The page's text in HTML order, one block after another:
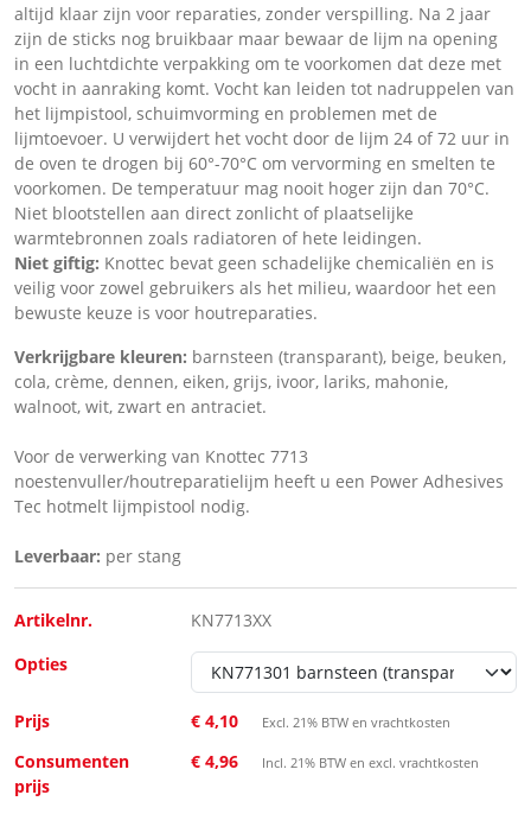
altijd klaar zijn voor reparaties, zonder verspilling. Na 2 jaar
zijn de sticks nog bruikbaar maar bewaar de lijm na opening
in een luchtdichte verpakking om te voorkomen dat deze met
vocht in aanraking komt. Vocht kan leiden tot nadruppelen van
het lijmpistool, schuimvorming en problemen met de
lijmtoevoer. U verwijdert het vocht door de lijm 24 of 72 uur in
de oven te drogen bij 60°-70°C om vervorming en smelten te
voorkomen. De temperatuur mag nooit hoger zijn dan 70°C.
Niet blootstellen aan direct zonlicht of plaatselijke
warmtebronnen zoals radiatoren of hete leidingen.
Niet giftig: Knottec bevat geen schadelijke chemicaliën en is
veilig voor zowel gebruikers als het milieu, waardoor het een
bewuste keuze is voor houtreparaties.
Verkrijgbare kleuren: barnsteen (transparant), beige, beuken,
cola, crème, dennen, eiken, grijs, ivoor, lariks, mahonie,
walnoot, wit, zwart en antraciet.
Voor de verwerking van Knottec 7713
noestenvuller/houtreparatielijm heeft u een Power Adhesives
Tec hotmelt lijmpistool nodig.
Leverbaar: per stang
Artikelnr.
KN7713XX
Opties
Prijs € 4,10 Excl. 21% BTW en vrachtkosten
Consumenten
prijs
€ 4,96 Incl. 21% BTW en excl. vrachtkosten